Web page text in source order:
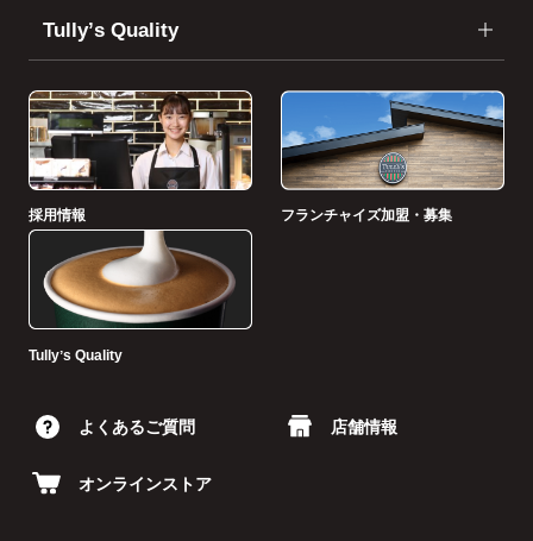
Tullyʼs Quality
採用情報 フランチャイズ加盟・募集
Tullyʼs Quality
よくあるご質問 店舗情報
オンラインストア